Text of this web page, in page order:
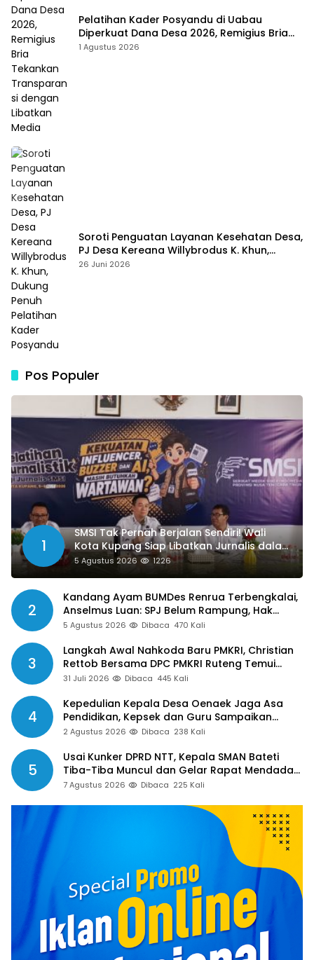
Pelatihan Kader Posyandu di Uabau
Diperkuat Dana Desa 2026, Remigius Bria
Tekankan Transparansi dengan Libatkan
1 Agustus 2026
Soroti Penguatan Layanan Kesehatan Desa,
PJ Desa Kereana Willybrodus K. Khun,
Dukung Penuh Pelatihan Kader Posyandu
26 Juni 2026
Pos Populer
1
SMSI Tak Pernah Berjalan Sendiri! Wali
Kota Kupang Siap Libatkan Jurnalis dalam
Publikasi Program Pemkot
5 Agustus 2026 1226
2
Kandang Ayam BUMDes Renrua Terbengkalai,
Anselmus Luan: SPJ Belum Rampung, Hak
Aparat Desa Sejak Januari Belum Dibayar
5 Agustus 2026 Dibaca 470 Kali
3
Langkah Awal Nahkoda Baru PMKRI, Christian
Rettob Bersama DPC PMKRI Ruteng Temui
Bupati Manggarai Perkuat Kolaborasi Masa
31 Juli 2026 Dibaca 445 Kali
4
Kepedulian Kepala Desa Oenaek Jaga Asa
Pendidikan, Kepsek dan Guru Sampaikan
Apresiasi
2 Agustus 2026 Dibaca 238 Kali
5
Usai Kunker DPRD NTT, Kepala SMAN Bateti
Tiba-Tiba Muncul dan Gelar Rapat Mendadak,
Guru Pertanyakan Hak 15 Persen yang Belum
7 Agustus 2026 Dibaca 225 Kali